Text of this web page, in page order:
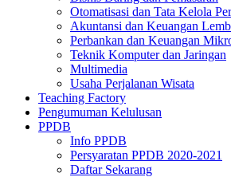
Otomatisasi dan Tata Kelola
Akuntansi dan Keuangan
Perbankan dan Keuangan
Teknik Komputer dan Jaringan
Multimedia
Usaha Perjalanan Wisata
Teaching Factory
Pengumuman Kelulusan
PPDB
Info PPDB
Persyaratan PPDB 2020-2021
Daftar Sekarang